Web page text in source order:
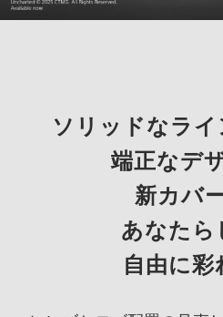
ソリッドなライ
端正なデ
新カバ
あなたら
自由に彩